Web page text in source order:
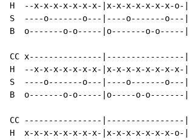
H  --x-x-x-x-x-x-x-|x-x-x-x-x-x-x-
S  ----o-------o---|----o-------
B  o-------o-o-----|o-------o-
CC x---------------
H  --x-x-x-x-x-x-x-|x-x-x-x-x-x-x-
S  ----o-------o---|----o-------
B  o-------o-o-----|o-----o-
CC ----------------
H  x-x-x-x-x-x-x-x-|x-x-x-x-x-x-x-